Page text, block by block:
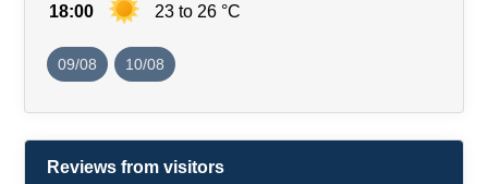
18:00 23 to 26 °C
09/08 10/08
Reviews from visitors